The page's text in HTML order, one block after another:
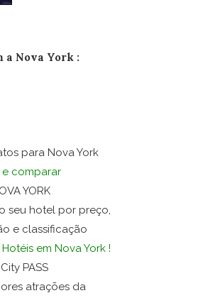
a Nova York :
para Nova York
e comparar
YORK
seu hotel por preço,
e classificação
em Nova York !
PASS
atrações da